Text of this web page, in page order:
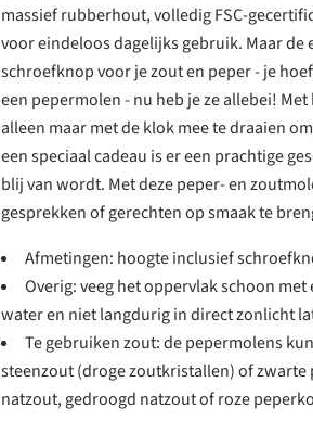
massief rubberhout, volledig FSC-
voor eindeloos dagelijks gebruik. Maar de
schroefknop voor je zout en peper - je
een pepermolen - nu heb je ze allebei!
alleen maar met de klok mee te draaien
een speciaal cadeau is er een prachtige
blij van wordt. Met deze peper- en
gesprekken of gerechten op smaak te
Afmetingen: hoogte inclusief
Overig: veeg het oppervlak schoon
water en niet langdurig in direct zonlicht
Te gebruiken zout: de pepermolens
steenzout (droge zoutkristallen) of
natzout, gedroogd natzout of roze